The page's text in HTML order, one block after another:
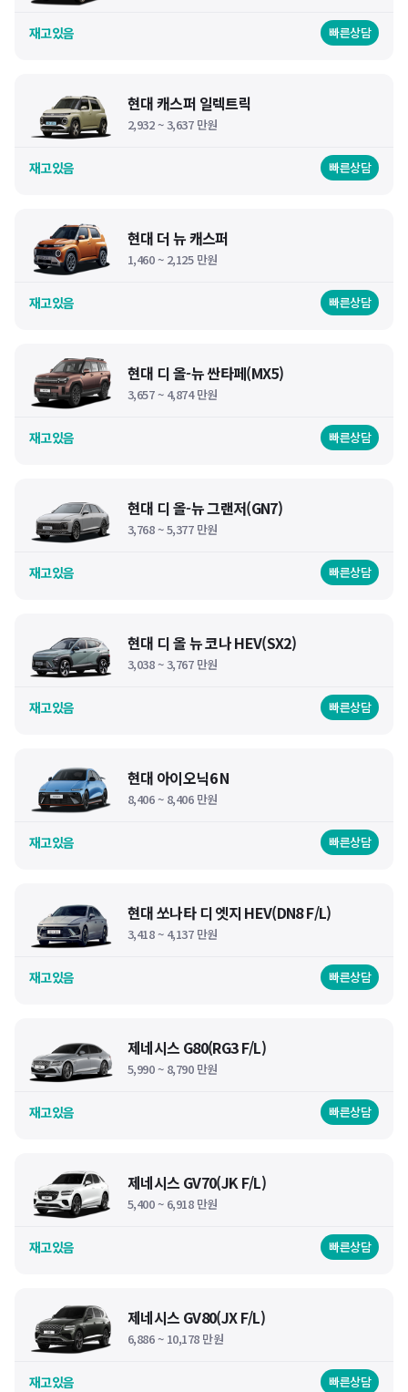
재고있음 빠른상담
현대 캐스퍼 일렉트릭
2,932 ~ 3,637 만원
재고있음 빠른상담
현대 더 뉴 캐스퍼
1,460 ~ 2,125 만원
재고있음 빠른상담
현대 디 올-뉴 싼타페(MX5)
3,657 ~ 4,874 만원
재고있음 빠른상담
현대 디 올-뉴 그랜저(GN7)
3,768 ~ 5,377 만원
재고있음 빠른상담
현대 디 올 뉴 코나 HEV(SX2)
3,038 ~ 3,767 만원
재고있음 빠른상담
현대 아이오닉6 N
8,406 ~ 8,406 만원
재고있음 빠른상담
현대 쏘나타 디 엣지 HEV(DN8 F/L)
3,418 ~ 4,137 만원
재고있음 빠른상담
제네시스 G80(RG3 F/L)
5,990 ~ 8,790 만원
재고있음 빠른상담
제네시스 GV70(JK F/L)
5,400 ~ 6,918 만원
재고있음 빠른상담
제네시스 GV80(JX F/L)
6,886 ~ 10,178 만원
재고있음 빠른상담